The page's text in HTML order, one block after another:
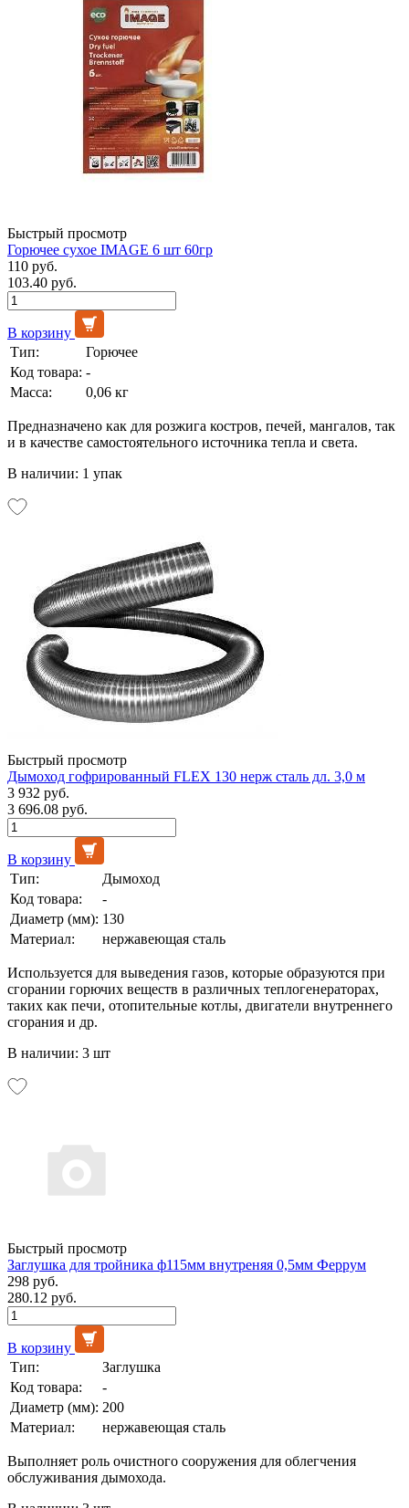
Быстрый просмотр
Горючее сухое IMAGE 6 шт 60гр
110 руб.
103.40 руб.
В корзину
Тип:
Горючее
Код товара: -
Масса:
0,06 кг
Предназначено как для розжига костров, печей, мангалов, так
и в качестве самостоятельного источника тепла и света.
В наличии: 1 упак
Быстрый просмотр
Дымоход гофрированный FLEX 130 нерж сталь дл. 3,0 м
3 932 руб.
3 696.08 руб.
В корзину
Тип:
Дымоход
Код товара:
-
Диаметр (мм): 130
Материал:
нержавеющая сталь
Используется для выведения газов, которые образуются при
сгорании горючих веществ в различных теплогенераторах,
таких как печи, отопительные котлы, двигатели внутреннего
сгорания и др.
В наличии: 3 шт
Быстрый просмотр
Заглушка для тройника ф115мм внутреняя 0,5мм Феррум
298 руб.
280.12 руб.
В корзину
Тип:
Заглушка
Код товара:
-
Диаметр (мм): 200
Материал:
нержавеющая сталь
Выполняет роль очистного сооружения для облегчения
обслуживания дымохода.